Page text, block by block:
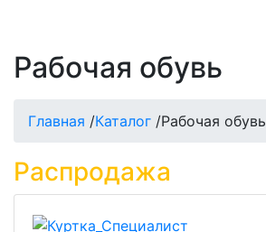
Рабочая обувь
Главная /Каталог /Рабочая обувь
Распродажа